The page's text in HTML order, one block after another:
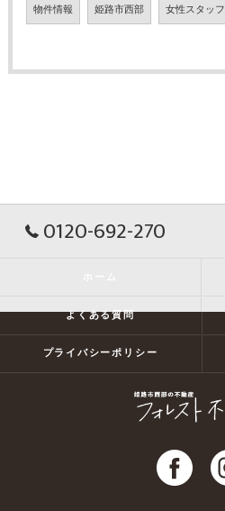
物件情報 姫路市西部 女性スタッフ
0120-692-270
よくある質問
プライバシーポリシー